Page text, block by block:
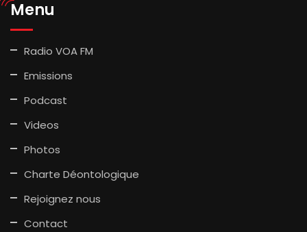
Menu
Radio VOA FM
Emissions
Podcast
Videos
Photos
Charte Déontologique
Rejoignez nous
Contact